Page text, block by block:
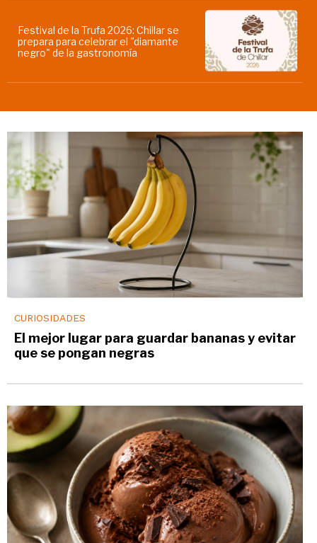
Festival de la Trufa 2026: Chillar se
prepara para celebrar el "diamante
negro" de la gastronomía
CURIOSIDADES
El mejor lugar para guardar bananas y evitar
que se pongan negras